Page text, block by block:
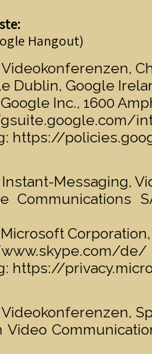
Hangout)
Dublin, Google
Inc., 1600
https://
Messaging,
Communications
Corporation,
de/
https://